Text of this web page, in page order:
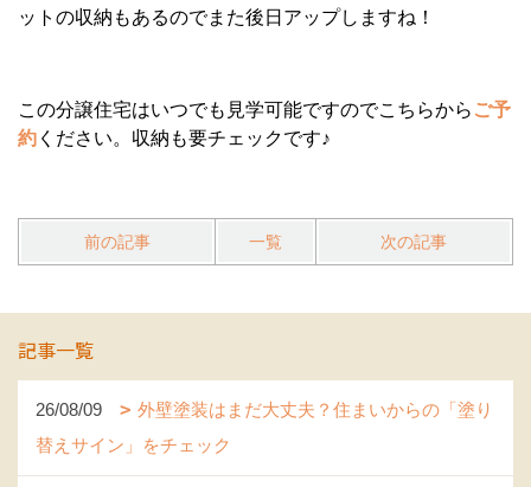
ットの収納もあるのでまた後日アップしますね！
この分譲住宅はいつでも見学可能ですのでこちらから ご予
約 ください。収納も要チェックです♪
前の記事 一覧 次の記事
記事一覧
26/08/09
外壁塗装はまだ大丈夫？住まいからの「塗り
替えサイン」をチェック